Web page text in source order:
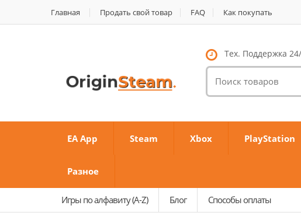
Главная Продать свой товар FAQ Как покупать
Тех. Поддержка
Поиск
товаров:
EA App Steam Xbox PlayStation
Разное
Игры по алфавиту (A-Z) Блог Способы оплаты